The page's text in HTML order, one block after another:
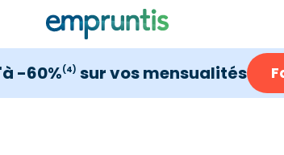
-60%(4) sur vos mensualités